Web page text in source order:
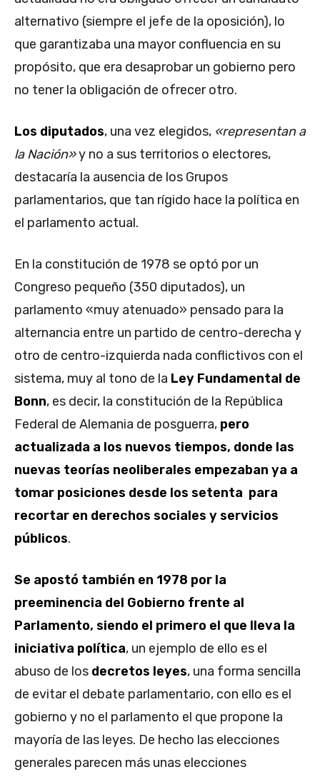
alternativo (siempre el jefe de la oposición), lo
que garantizaba una mayor confluencia en su
propósito, que era desaprobar un gobierno pero
no tener la obligación de ofrecer otro.
Los diputados, una vez elegidos, «representan a
la Nación»y no a sus territorios o electores,
destacaría la ausencia de los Grupos
parlamentarios, que tan rígido hace la política en
el parlamento actual.
En la constitución de 1978 se optó por un
Congreso pequeño (350 diputados), un
parlamento «muy atenuado» pensado para la
alternancia entre un partido de centro-derecha y
otro de centro-izquierda nada conflictivos con el
sistema, muy al tono de la Ley Fundamental de
Bonn, es decir, la constitución de la República
Federal de Alemania de posguerra, pero
actualizada a los nuevos tiempos, donde las
nuevas teorías neoliberales empezaban ya a
tomar posiciones desde los setenta para
recortar en derechos sociales y servicios
públicos.
Se apostó también en 1978 por la
preeminencia del Gobierno frente al
Parlamento, siendo el primero el que lleva la
iniciativa política, un ejemplo de ello es el
abuso de los decretos leyes, una forma sencilla
de evitar el debate parlamentario, con ello es el
gobierno y no el parlamento el que propone la
mayoría de las leyes. De hecho las elecciones
generales parecen más unas elecciones